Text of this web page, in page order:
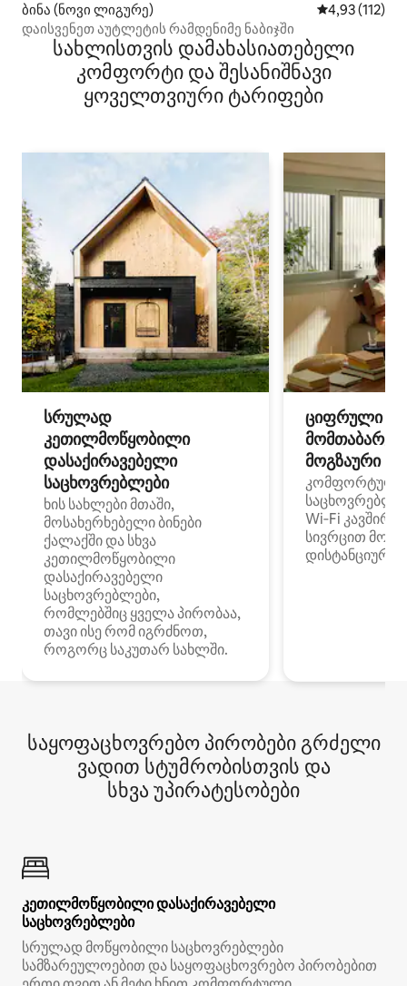
ბინა (ნოვი ლიგურე) საშუალო
4,93 (112)
დაისვენეთ აუტლეტის რამდენიმე ნაბიჯში
სახლისთვის დამახასიათებელი
კომფორტი და შესანიშნავი
ყოველთვიური ტარიფები
სრულად
კეთილმოწყობილი
დასაქირავებელი
საცხოვრებლები
ხის სახლები მთაში,
მოსახერხებელი ბინები
ქალაქში და სხვა
კეთილმოწყობილი
დასაქირავებელი
საცხოვრებლები,
რომლებშიც ყველა პირობაა,
თავი ისე რომ იგრძნოთ,
როგორც საკუთარ სახლში.
ციფრული
მოგზაური
კომფორტული
Wi‑Fi
სივრცით
დისტანციური
საყოფაცხოვრებო პირობები გრძელი
ვადით სტუმრობისთვის და
სხვა უპირატესობები
კეთილმოწყობილი დასაქირავებელი
საცხოვრებლები
სრულად მოწყობილი საცხოვრებლები
სამზარეულოებით და საყოფაცხოვრებო პირობებით